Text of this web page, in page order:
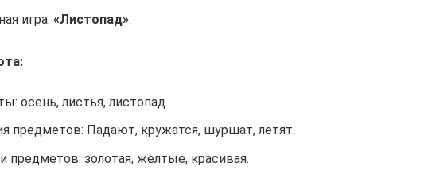
игра: «Листопад».
осень, листья, листопад.
предметов: Падают, кружатся, шуршат, летят.
предметов: золотая, желтые, красивая.